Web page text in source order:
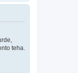
teha.